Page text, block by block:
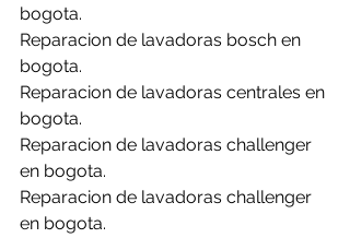
bogota.
Reparacion de lavadoras bosch en
bogota.
Reparacion de lavadoras centrales en
bogota.
Reparacion de lavadoras challenger
en bogota.
Reparacion de lavadoras challenger
en bogota.